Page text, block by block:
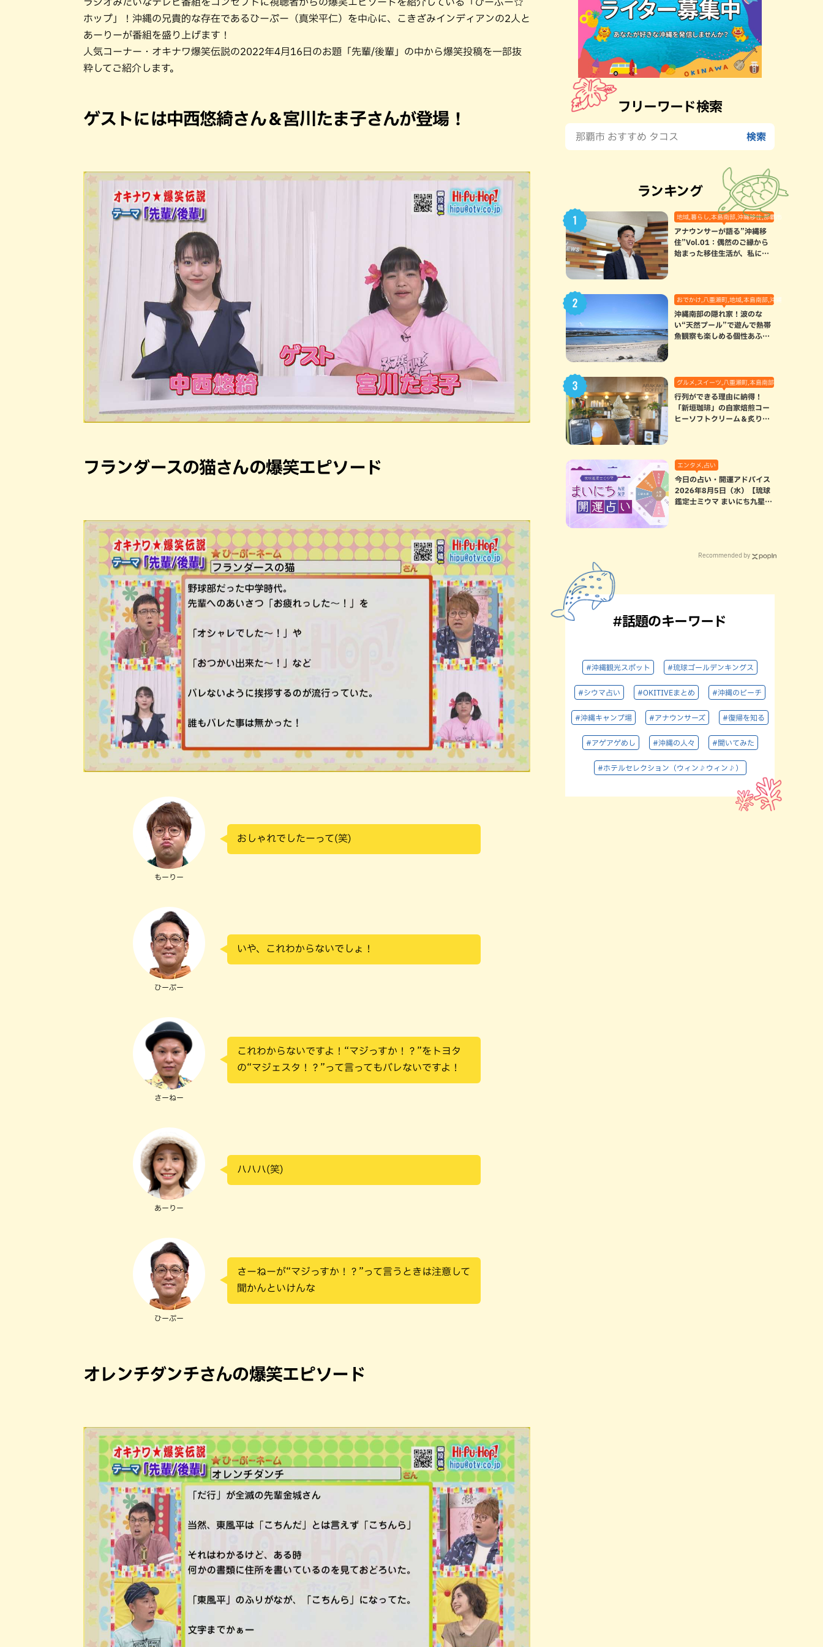
ホップ」！沖縄の兄貴的な存在であるひーぷー（真栄平仁）を中心に、こきざみインディアンの2人と
あーりーが番組を盛り上げます！
人気コーナー・オキナワ爆笑伝説の2022年4月16日のお題「先輩/後輩」の中から爆笑投稿を一部抜
粋してご紹介します。
ゲストには中西悠綺さん＆宮川たま子さんが登場！
フランダースの猫さんの爆笑エピソード
もーりー
おしゃれでしたーって(笑)
ひーぷー
いや、これわからないでしょ！
さーねー
これわからないですよ！“マジっすか！？”をトヨタ
の“マジェスタ！？”って言ってもバレないですよ！
あーりー
ハハハ(笑)
ひーぷー
さーねーが“マジっすか！？”って言うときは注意して
聞かんといけんな
オレンチダンチさんの爆笑エピソード
フリーワード検索
ランキング
地域,暮らし,本島南部,沖縄移住,那覇市
アナウンサーが語る”沖縄移
住”Vol.01：偶然のご縁から
始まった移住生活が、私にと
おでかけ,八重瀬町,地域,本島南部,沖縄の海,自然
沖縄南部の隠れ家！波のな
い“天然プール”で遊んで熱帯
魚観察も楽しめる個性あふれ
グルメ,スイーツ,八重瀬町,本島南部
行列ができる理由に納得！
「新垣珈琲」の自家焙煎コー
ヒーソフトクリーム＆炙りマ
エンタメ,占い
今日の占い・開運アドバイス
2026年8月5日（水）【琉球
鑑定士ミウマ まいにち九星気
Recommended by
#話題のキーワード
#沖縄観光スポット #琉球ゴールデンキングス
#シウマ占い #OKITIVEまとめ #沖縄のビーチ
#沖縄キャンプ場 #アナウンサーズ #復帰を知る
#アゲアゲめし #沖縄の人々 #聞いてみた
#ホテルセレクション（ウィン♪ウィン♪）